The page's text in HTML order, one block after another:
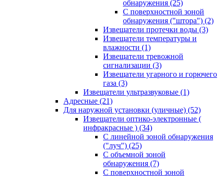
обнаружения (25)
С поверхностной зоной
обнаружения ("штора") (2)
Извещатели протечки воды (3)
Извещатели температуры и
влажности (1)
Извещатели тревожной
сигнализации (3)
Извещатели угарного и горючего
газа (3)
Извещатели ультразвуковые (1)
Адресные (21)
Для наружной установки (уличные) (52)
Извещатели оптико-электронные (
инфракрасные ) (34)
С линейной зоной обнаружения
("луч") (25)
С объемной зоной
обнаружения (7)
С поверхностной зоной